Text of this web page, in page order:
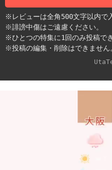
※レビューは全角500文字以内で
※誹謗中傷はご遠慮ください。
※ひとつの特集に1回のみ投稿でき
※投稿の編集・削除はできません